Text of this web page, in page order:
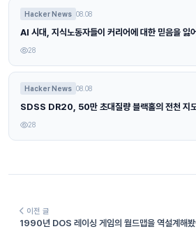
Hacker News 08.08
AI 시대, 지식노동자들이 커리어에 대한 믿음을 잃
28
Hacker News 08.08
SDSS DR20, 50만 초대질량 블랙홀의 전천 지
28
이전 글
1990년 DOS 레이싱 게임의 월드맵을 역설계해